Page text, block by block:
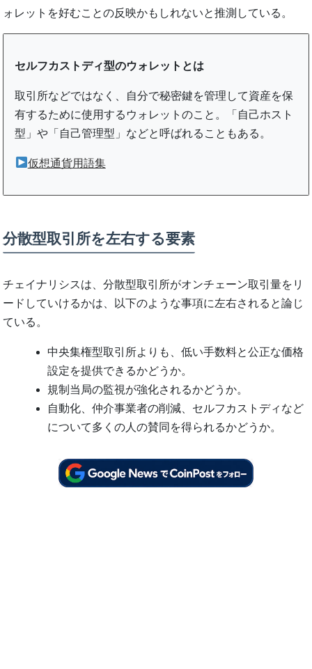
ォレットを好むことの反映かもしれないと推測している。
セルフカストディ型のウォレットとは
取引所などではなく、自分で秘密鍵を管理して資産を保
有するために使用するウォレットのこと。「自己ホスト
型」や「自己管理型」などと呼ばれることもある。
仮想通貨用語集
分散型取引所を左右する要素
チェイナリシスは、分散型取引所がオンチェーン取引量をリ
ードしていけるかは、以下のような事項に左右されると論じ
ている。
中央集権型取引所よりも、低い手数料と公正な価格
設定を提供できるかどうか。
規制当局の監視が強化されるかどうか。
自動化、仲介事業者の削減、セルフカストディなど
について多くの人の賛同を得られるかどうか。